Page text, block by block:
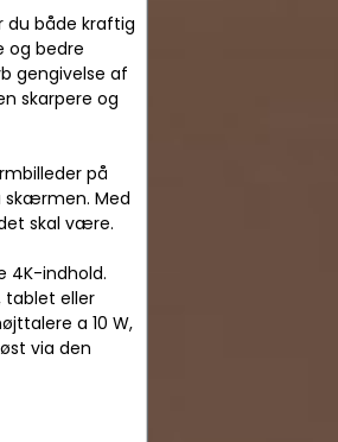
du både kraftig
og bedre
gengivelse af
skarpere og
på
skærmen. Med
skal være.
4K-indhold.
tablet eller
a 10 W,
via den